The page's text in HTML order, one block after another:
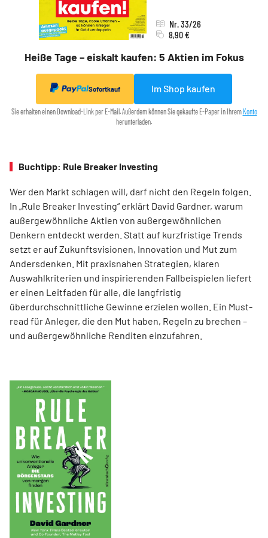
Heiße Tage – eiskalt kaufen: 5 Aktien im Fokus
Nr. 33/26
8,90 €
Sofortkauf Im Shop kaufen
Sie erhalten einen Download-Link per E-Mail. Außerdem können Sie gekaufte E-Paper in IhremKonto
herunterladen.
Buchtipp: Rule Breaker Investing
Wer den Markt schlagen will, darf nicht den Regeln folgen.
In „Rule Breaker Investing“ erklärt David Gardner, warum
außergewöhnliche Aktien von außer­gewöhnlichen
Denkern entdeckt werden. Statt auf kurzfristige Trends
setzt er auf Zukunftsvisionen, Innovation und Mut zum
Andersdenken. Mit praxisnahen Strategien, klaren
Auswahlkriterien und inspirierenden Fallbeispielen liefert
er einen Leit­faden für alle, die langfristig
überdurchschnittliche Gewinne erzielen wollen. Ein Must-
read für Anleger, die den Mut haben, Regeln zu brechen –
und außergewöhnliche Renditen einzufahren.